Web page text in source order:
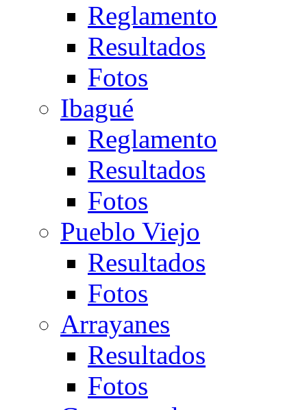
Reglamento
Resultados
Fotos
Ibagué
Reglamento
Resultados
Fotos
Pueblo Viejo
Resultados
Fotos
Arrayanes
Resultados
Fotos